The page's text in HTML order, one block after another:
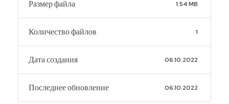
Размер файла 1.54 MB
Количество файлов 1
Дата создания 06.10.2022
Последнее обновление 06.10.2022